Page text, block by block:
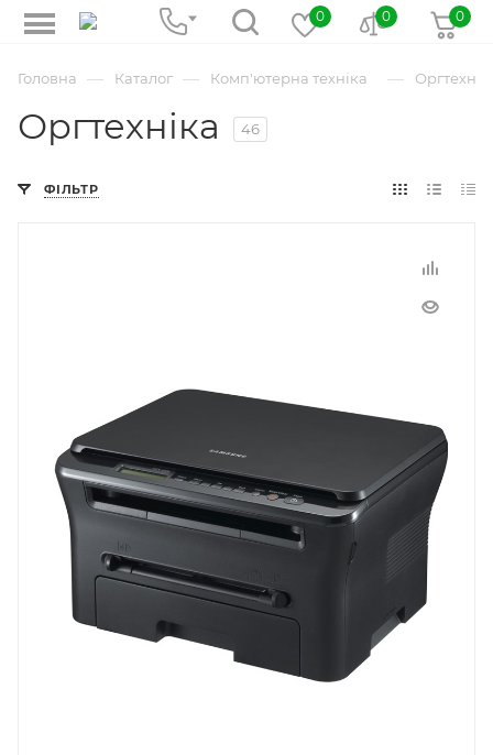
0
0 0
Головна — Каталог — Комп'ютерна техніка —
Оргтехніка 46
ФІЛЬТР